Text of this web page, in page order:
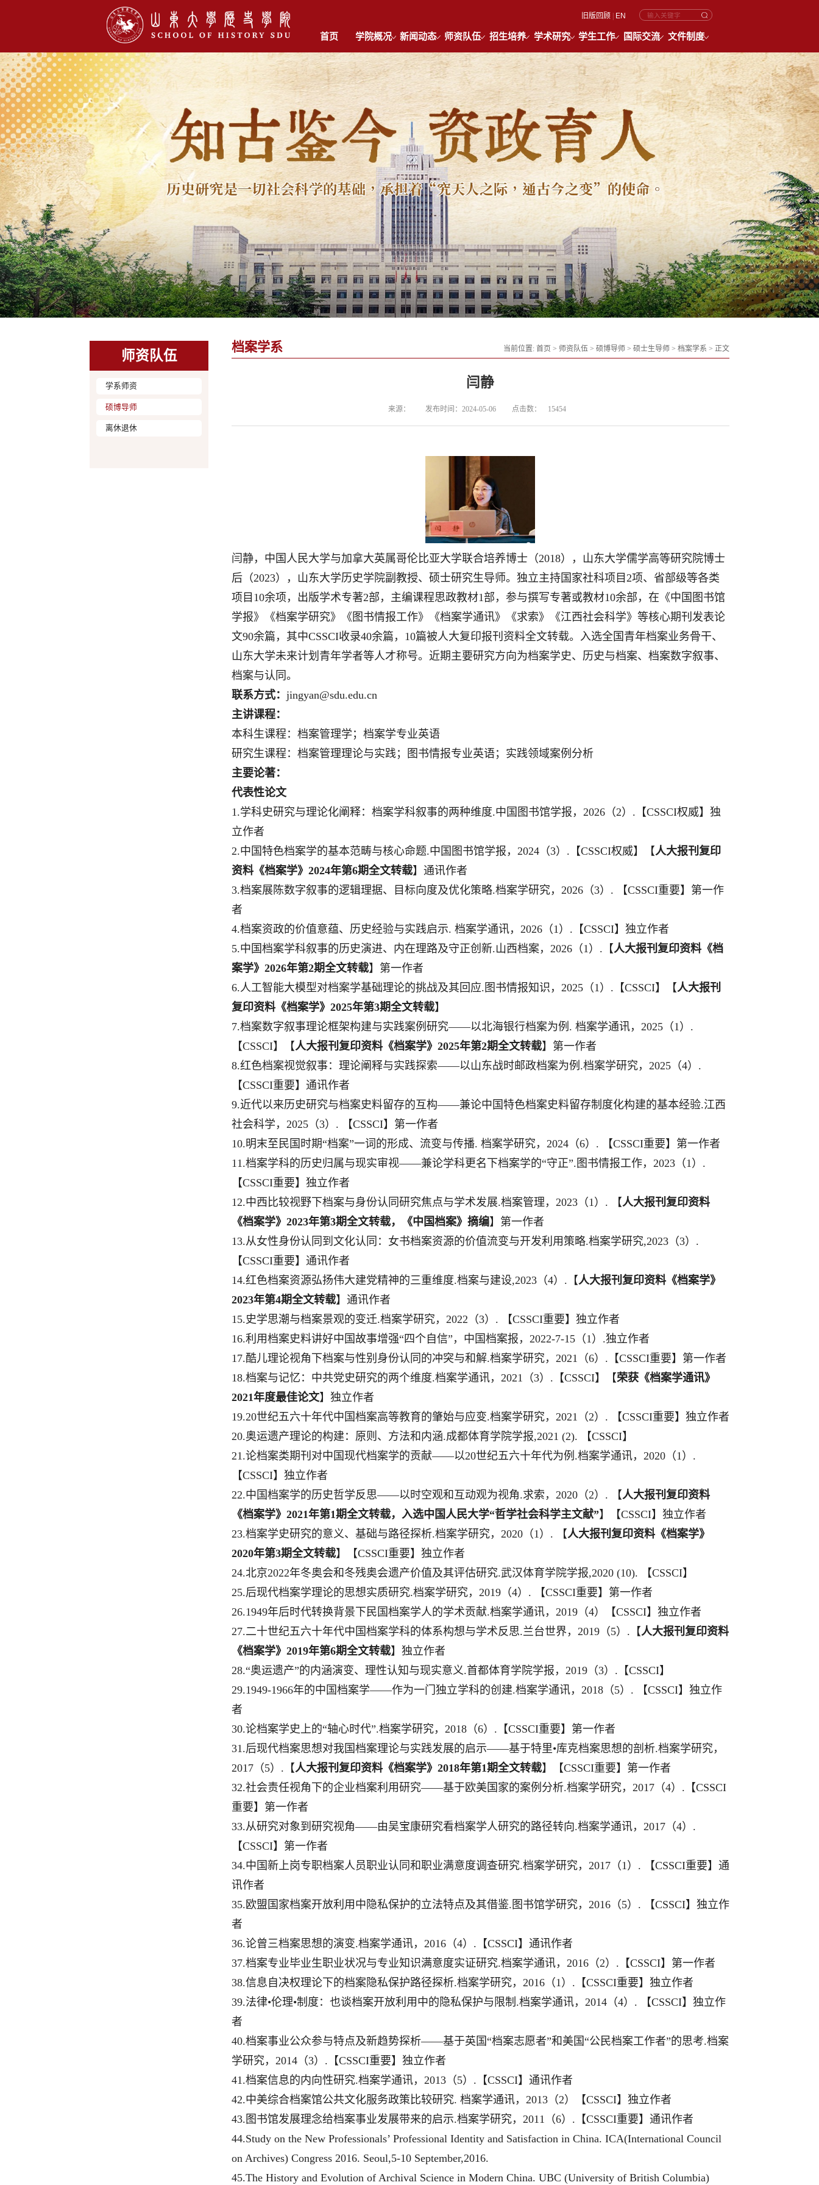
旧版回顾 | EN
首页 学院概况 新闻动态 师资队伍 招生培养 学术研究 学生工作 国际交流 文件制度
师资队伍
学系师资
硕博导师
离休退休
当前位置: 首页 > 师资队伍 > 硕博导师 > 硕士生导师 > 档案学系 > 正文
档案学系
闫静
来源： 发布时间：2024-05-06 点击数： 15454
闫静，中国人民大学与加拿大英属哥伦比亚大学联合培养博士（2018），山东大学儒学高等研究院博士
后（2023），山东大学历史学院副教授、硕士研究生导师。独立主持国家社科项目 2项、省部级等各类
项目 10余项，出版学术专著2部，主编课程思政教材1 部，参与撰写专著或教材10余部，在《中国图书馆
学报》《档案学研究》《图书情报工作》《档案学通讯》《求索》《江西社会科学》等核心期刊发表论
文90余篇，其中CSSCI收录40余篇， 10篇被人大复印报刊资料全文转载。入选全国青年档案业务骨干、
山东大学未来计划青年学者等人才称号。近期主要研究方向为档案学史、历史与档案、档案数字叙事、
档案与认同。
联系方式： jingyan@sdu.edu.cn
主讲课程：
本科生课程：档案管理学；档案学专业英语
研究生课程：档案管理理论与实践；图书情报专业英语；实践领域案例分析
主要论著：
代表性论文
1 .学科史研究与理论化阐释：档案学科叙事的两种维度.中国图书馆学报， 2026（2） . 【CSSCI权威】独
立作者
2.中国特色档案学的基本范畴与核心命题.中国图书馆学报， 2024（3） . 【CSSCI权威】【人大报刊复印
资料《档案学》 2024年第6期全文转载】通讯作者
3.档案展陈数字叙事的逻辑理据、目标向度及优化策略.档案学研究， 2026（3） . 【CSSCI重要】 第一作
者
4.档案资政的价值意蕴、历史经验与实践启示. 档案学通讯， 2026（1 ） . 【CSSCI】独立作者
5.中国档案学科叙事的历史演进、内在理路及守正创新.山西档案， 2026（1 ） . 【人大报刊复印资料《档
案学》 2026年第2期全文转载】第一作者
6.人工智能大模型对档案学基础理论的挑战及其回应. 图书情报知识， 2025（1 ） . 【CSSCI】 【人大报刊
复印资料《档案学》 2025年第3期全文转载】
7.档案数字叙事理论框架构建与实践案例研究——以北海银行档案为例 . 档案学通讯， 2025（1 ） .
【CSSCI】【人大报刊复印资料《档案学》 2025年第2期全文转载】第一作者
8.红色档案视觉叙事：理论阐释与实践探索——以山东战时邮政档案为例 .档案学研究， 2025（4） .
【CSSCI重要】 通讯作者
9.近代以来历史研究与档案史料留存的互构——兼论中国特色档案史料留存制度化构建的基本经验.江西
社会科学 ， 2025（3） . 【CSSCI】 第一作者
10.明末至民国时期“档案”一词的形成、流变与传播. 档案学研究， 2024（6） . 【CSSCI重要】第一作者
11.档案学科的历史归属与现实审视——兼论学科更名下档案学的“守正”. 图书情报工作， 2023（1 ） .
【CSSCI重要】独立作者
12.中西比较视野下档案与身份认同研究焦点与学术发展.档案管理， 2023（1 ） . 【人大报刊复印资料
《档案学》 2023年第3期全文转载，《中国档案》摘编】第一作者
13.从女性身份认同到文化认同：女书档案资源的价值流变与开发利用策略.档案学研究,2023（3） .
【CSSCI重要】通讯作者
14.红色档案资源弘扬伟大建党精神的三重维度.档案与建设,2023（4） . 【人大报刊复印资料《档案学》
2023年第4期全文转载】通讯作者
15.史学思潮与档案景观的变迁.档案学研究， 2022 （3） . 【CSSCI重要】独立作者
16.利用档案史料讲好中国故事增强“四个自信” ，中国档案报， 2022-7-15（1 ） .独立作者
17.酷儿理论视角下档案与性别身份认同的冲突与和解.档案学研究， 2021 （6） . 【CSSCI重要】第一作者
18.档案与记忆：中共党史研究的两个维度.档案学通讯， 2021 （3） . 【CSSCI】【荣获《档案学通讯》
2021年度最佳论文】独立作者
19.20世纪五六十年代中国档案高等教育的肇始与应变.档案学研究， 2021 （2） . 【CSSCI重要】独立作者
20.奥运遗产理论的构建：原则、方法和内涵.成都体育学院学报,2021 (2). 【CSSCI】
21.论档案类期刊对中国现代档案学的贡献——以20世纪五六十年代为例 .档案学通讯， 2020（1 ） .
【CSSCI】独立作者
22.中国档案学的历史哲学反思——以时空观和互动观为视角.求索， 2020（2） . 【人大报刊复印资料
《档案学》 2021年第1期全文转载，入选中国人民大学“哲学社会科学主文献”】【CSSCI】独立作者
23.档案学史研究的意义、基础与路径探析.档案学研究， 2020（1 ） . 【人大报刊复印资料《档案学》
2020年第3期全文转载】【CSSCI重要】独立作者
24.北京2022年冬奥会和冬残奥会遗产价值及其评估研究.武汉体育学院学报,2020 (10). 【CSSCI】
25.后现代档案学理论的思想实质研究.档案学研究， 2019（4） . 【CSSCI重要】第一作者
26.1949年后时代转换背景下民国档案学人的学术贡献.档案学通讯， 2019（4）【CSSCI】独立作者
27.二十世纪五六十年代中国档案学科的体系构想与学术反思.兰台世界， 2019（5） . 【人大报刊复印资料
《档案学》 2019年第6期全文转载】独立作者
28.“奥运遗产”的内涵演变、理性认知与现实意义.首都体育学院学报， 2019（3） . 【CSSCI】
29.1949-1966年的中国档案学——作为一门独立学科的创建.档案学通讯， 2018（5） . 【CSSCI】独立作
者
30.论档案学史上的“轴心时代”.档案学研究， 2018（6） . 【CSSCI重要】第一作者
31.后现代档案思想对我国档案理论与实践发展的启示——基于特里•库克档案思想的剖析.档案学研究，
2017（5） . 【人大报刊复印资料《档案学》 2018年第1期全文转载】【CSSCI重要】第一作者
32.社会责任视角下的企业档案利用研究——基于欧美国家的案例分析.档案学研究， 2017（4） . 【CSSCI
重要】第一作者
33.从研究对象到研究视角——由吴宝康研究看档案学人研究的路径转向.档案学通讯， 2017（4） .
【CSSCI】第一作者
34.中国新上岗专职档案人员职业认同和职业满意度调查研究.档案学研究， 2017（1 ） . 【CSSCI重要】通
讯作者
35.欧盟国家档案开放利用中隐私保护的立法特点及其借鉴. 图书馆学研究， 2016（5） . 【CSSCI】独立作
者
36.论曾三档案思想的演变.档案学通讯， 2016（4） . 【CSSCI】通讯作者
37.档案专业毕业生职业状况与专业知识满意度实证研究.档案学通讯， 2016（2） . 【CSSCI】第一作者
38.信息自决权理论下的档案隐私保护路径探析.档案学研究， 2016（1 ） . 【CSSCI重要】独立作者
39.法律•伦理•制度：也谈档案开放利用中的隐私保护与限制 .档案学通讯， 2014（4） . 【CSSCI】独立作
者
40.档案事业公众参与特点及新趋势探析——基于英国 “档案志愿者”和美国 “公民档案工作者”的思考.档案
学研究， 2014（3） . 【CSSCI重要】独立作者
41.档案信息的内向性研究.档案学通讯， 2013（5） . 【CSSCI】通讯作者
42.中美综合档案馆公共文化服务政策比较研究. 档案学通讯， 2013（2）【CSSCI】独立作者
43. 图书馆发展理念给档案事业发展带来的启示.档案学研究， 2011 （6） . 【CSSCI重要】通讯作者
44.Study on the New Professionals’ Professional Identity and Satisfaction in China. ICA(International Council
on Archives) Congress 2016. Seoul,5-10 September,2016.
45.The History and Evolution of Archival Science in Modern China. UBC (University of British Columbia)